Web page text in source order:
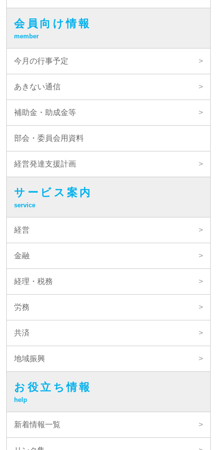
会員向け情報
member
今月の行事予定
あきない通信
補助金・助成金等
部会・委員会用資料
経営発達支援計画
サービス案内
service
経営
金融
経理・税務
労務
共済
地域振興
お役立ち情報
help
新着情報一覧